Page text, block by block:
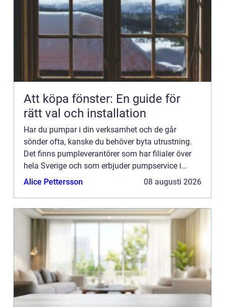
Att köpa fönster: En guide för
rätt val och installation
Har du pumpar i din verksamhet och de går
sönder ofta, kanske du behöver byta utrustning.
Det finns pumpleverantörer som har filialer över
hela Sverige och som erbjuder pumpservice i
Jönköping. Kontakta dem, s&arin...
Alice Pettersson 08 augusti 2026